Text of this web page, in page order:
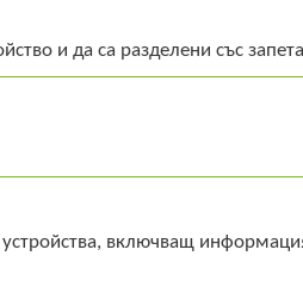
и да са разделени със
включващ